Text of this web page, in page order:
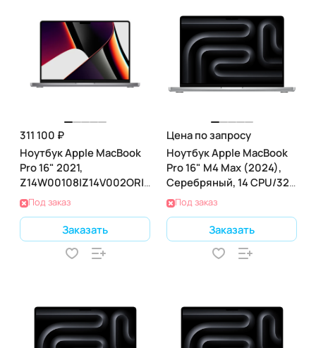
311 100 ₽
Ноутбук Apple MacBook
Pro 16" 2021,
Z14W00108|Z14V002OR|Z14V0027B
(M1 3.2 ГГц, RAM 32 ГБ,
SSD 2 ТБ), Gray
Под заказ
Заказать
Цена по запросу
Ноутбук Apple MacBook
Pro 16" M4 Max (2024),
Серебряный, 14 CPU/32
GPU, 64 RAM 2ТБ SSD
Под заказ
Заказать